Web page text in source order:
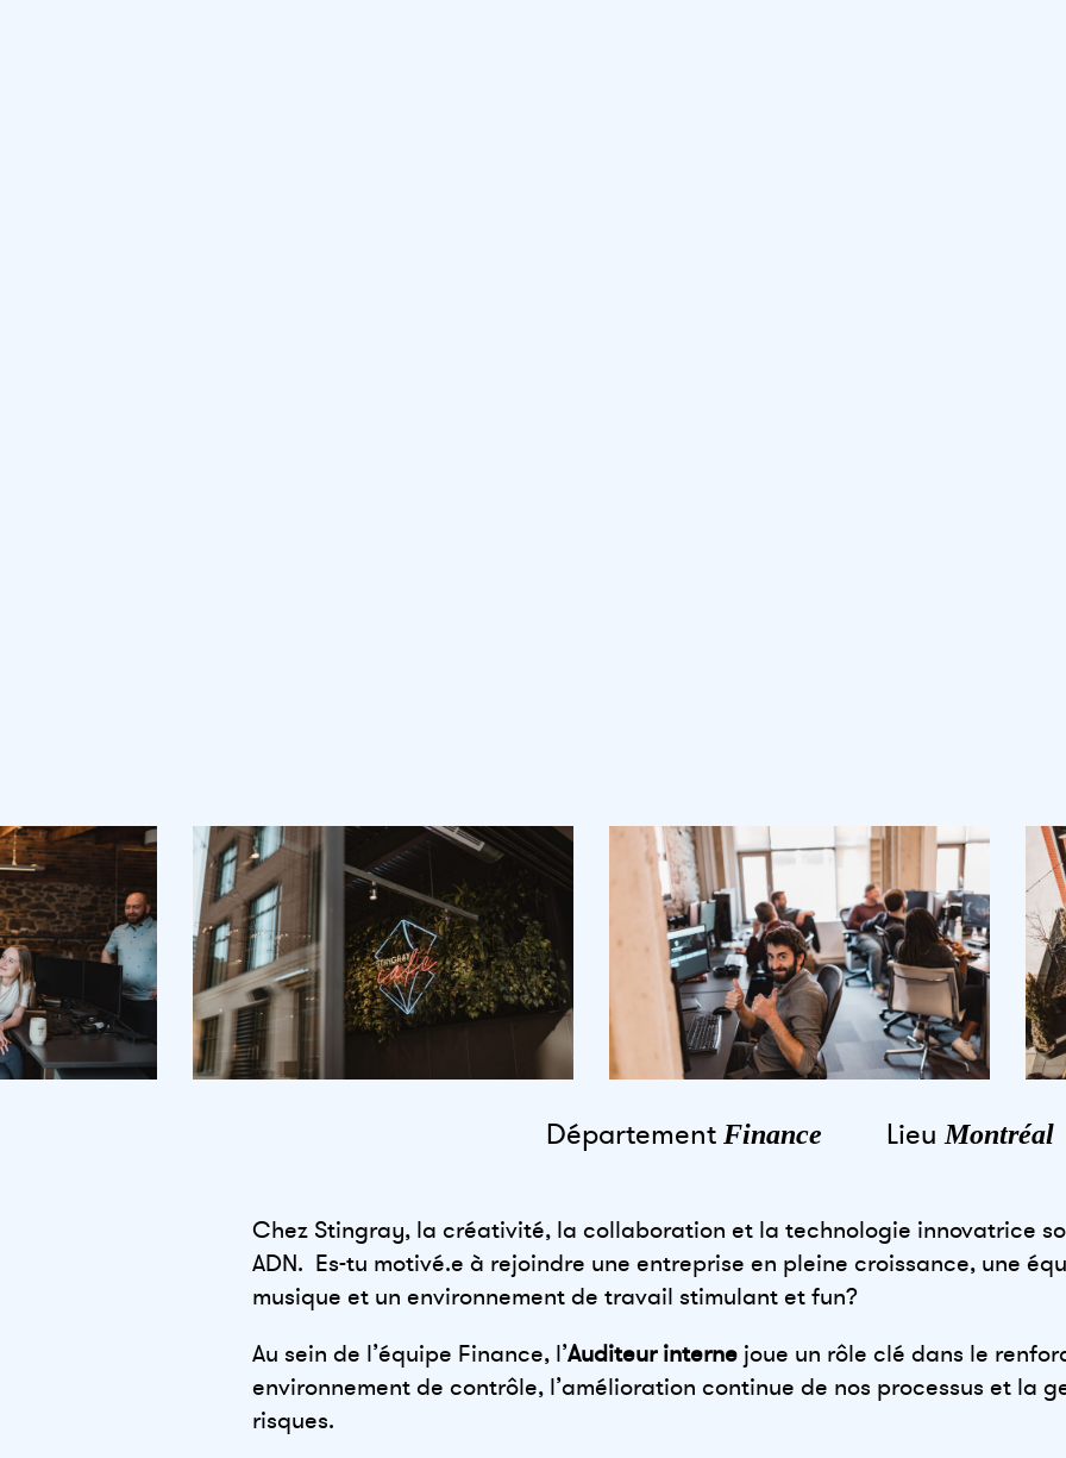
Département Finance LieuMontréal
Chez Stingray, la créativité, la collaboration et la technologie innovatrice
ADN. Es-tu motivé.e à rejoindre une entreprise en pleine croissance, une
musique et un environnement de travail stimulant et fun?
Au sein de l’équipe Finance, l’Auditeur interne joue un rôle clé dans le
environnement de contrôle, l’amélioration continue de nos processus et la
risques.